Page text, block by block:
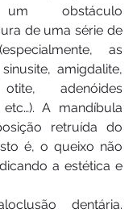
obstáculo
de uma série de
as
sinusite, amigdalite,
adenóides
etc…). A mandíbula
retruída do
é, o queixo não
a estética e
dentária.